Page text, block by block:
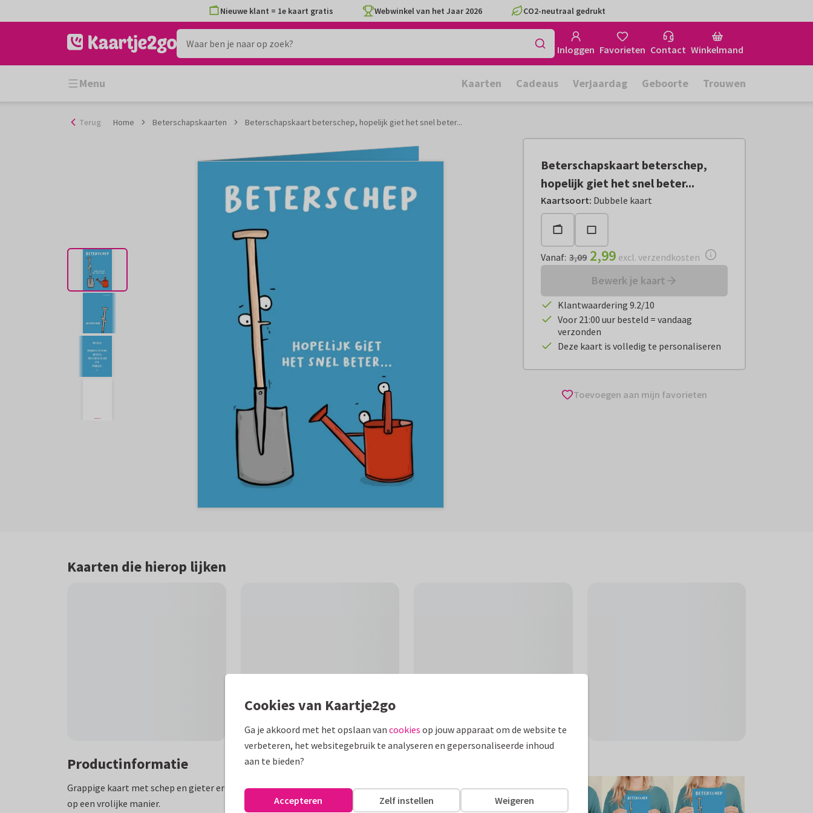
naar
Nieuwe klant = 1e kaart gratis Webwinkel van het Jaar 2026 CO2-neutraal gedrukt
Inloggen Favorieten Contact Winkelmand
Menu Kaarten Cadeaus Verjaardag Geboorte Trouwen
Terug Home Beterschapskaarten Beterschapskaart beterschep, hopelijk giet het snel beter...
Beterschapskaart beterschep,
hopelijk giet het snel beter...
Kaartsoort: Dubbele kaart
Vanaf:€ 2,99 excl. verzendkosten
Vanaf: 3,09 2,99 excl. verzendkosten
Bewerk je kaart
Klantwaardering 9.2/10
Voor 21:00 uur besteld = vandaag
verzonden
Deze kaart is volledig te personaliseren
Toevoegen aan mijn favorieten
Kaarten die hierop lijken
Productinformatie
Grappige kaart met schep en gieter erop die de ontvanger beterschap wensen
op een vrolijke manier.
Cookies van Kaartje2go
Ga je akkoord met het opslaan van cookies op jouw apparaat om de website te
verbeteren, het websitegebruik te analyseren en gepersonaliseerde inhoud
aan te bieden?
Weigeren
Zelf instellen
Accepteren